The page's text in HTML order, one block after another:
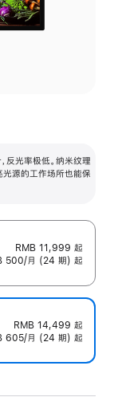
反光率极低。纳米纹理
光源的工作场所也能保
RMB 11,999 起
500/月 (24 期) 起
RMB 14,499 起
605/月 (24 期) 起